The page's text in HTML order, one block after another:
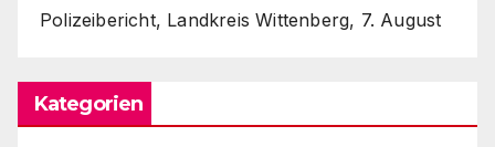
Polizeibericht, Landkreis Wittenberg, 7. August
Kategorien